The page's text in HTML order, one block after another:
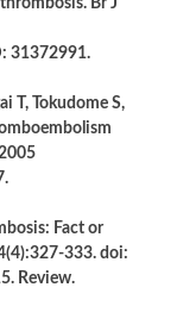
Br J
31372991.
T, Tokudome S,
Fact or
333. doi:
Review.